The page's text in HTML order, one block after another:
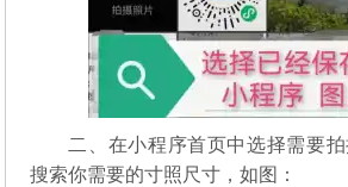
二、在小程序首页中选择需要
搜索你需要的寸照尺寸，如图：